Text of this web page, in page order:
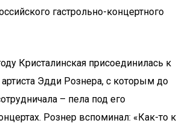
гастрольно-концертного
Кристалинская присоединилась к
Эдди Рознера, с которым до
– пела под его
Рознер вспоминал: «Как-то к